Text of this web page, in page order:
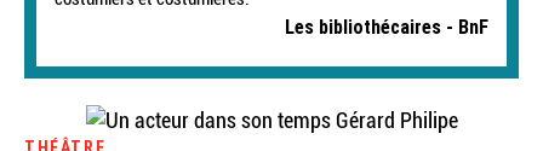
Les bibliothécaires - BnF